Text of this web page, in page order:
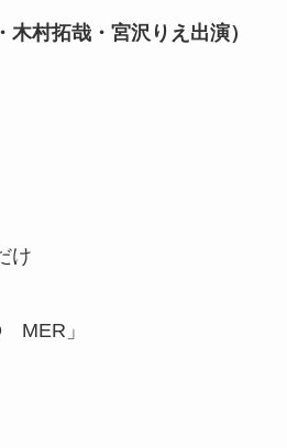
木村拓哉・宮沢りえ出演）
け
MER」